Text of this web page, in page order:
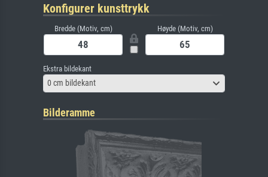
Konfigurer kunsttrykk
Bredde (Motiv, cm) Høyde (Motiv, cm)
Ekstra bildekant
0 cm bildekant
Bilderamme